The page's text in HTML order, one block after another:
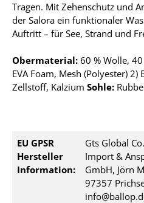
Tragen. Mit Zehenschutz und
der Salora ein funktionaler
Auftritt – für See, Strand und
Obermaterial: 60 % Wolle,
EVA Foam, Mesh (Polyester) 2)
Zellstoff, Kalzium Sohle:
EU GPSR
Hersteller
Information:
Gts Global
Import &
GmbH, Jörn
97357